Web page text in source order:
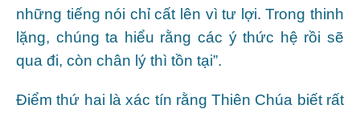
những tiếng nói chỉ cất lên vì tư lợi. Trong thinh
lặng, chúng ta hiểu rằng các ý thức hệ rồi sẽ
qua đi, còn chân lý thì tồn tại”.
Điểm thứ hai là xác tín rằng Thiên Chúa biết rất